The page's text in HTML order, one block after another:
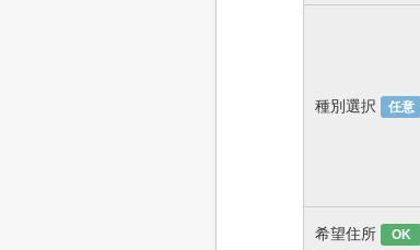
種別選択 任意
希望住所 OK